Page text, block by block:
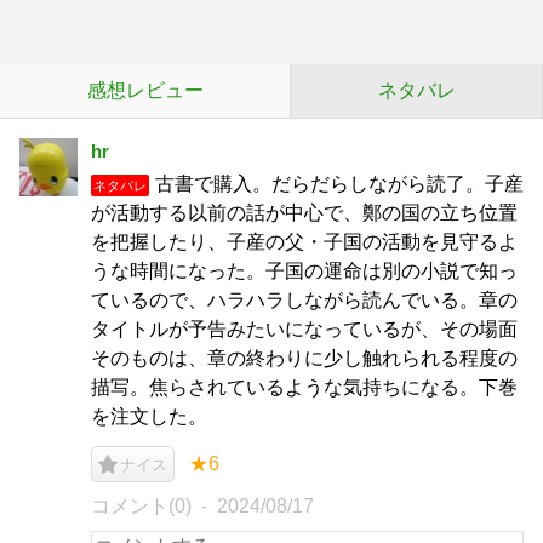
感想レビュー ネタバレ
hr
ネタバレ
古書で購入。だらだらしながら読了。子産
が活動する以前の話が中心で、鄭の国の立ち位置
を把握したり、子産の父・子国の活動を見守るよ
うな時間になった。子国の運命は別の小説で知っ
ているので、ハラハラしながら読んでいる。章の
タイトルが予告みたいになっているが、その場面
そのものは、章の終わりに少し触れられる程度の
描写。焦らされているような気持ちになる。下巻
を注文した。
ナイス ★6
コメント(0) 2024/08/17